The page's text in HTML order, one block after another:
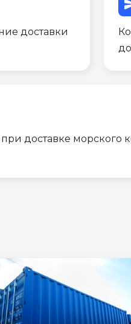
доставки
доставке морского